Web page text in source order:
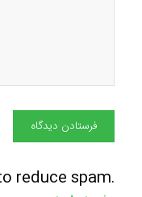
reduce spam.